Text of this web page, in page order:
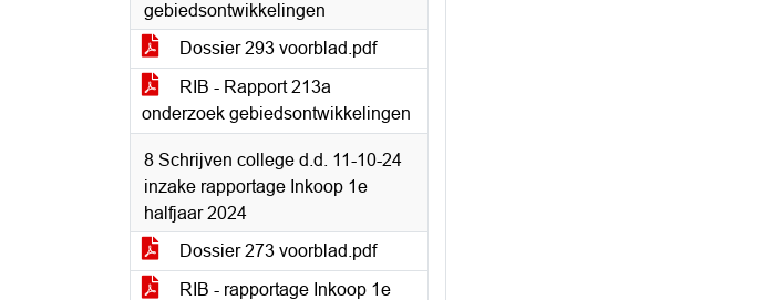
gebiedsontwikkelingen
Dossier 293 voorblad.pdf
RIB - Rapport 213a
onderzoek gebiedsontwikkelingen
8 Schrijven college d.d. 11-10-24
inzake rapportage Inkoop 1e
halfjaar 2024
Dossier 273 voorblad.pdf
RIB - rapportage Inkoop 1e